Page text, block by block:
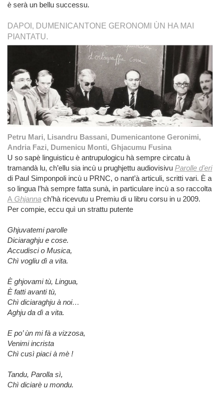
è serà un bellu successu.
DAPOI, DUMENICANTONE GERONOMI ÙN HA MAI
PIANTATU.
Petru Mari, Lisandru Bassani, Dumenicantone Geronimi,
Andria Fazi, Dumenicu Monti, Ghjacumu Fusina
U so sapè linguisticu è antrupulogicu hà sempre circatu à
tramandà lu, ch’ellu sia incù u prughjettu audiovisivu Parolle d’eri
di Paul Simponpoli incù u PRNC, o nant’à articuli, scritti vari. È a
so lingua l’hà sempre fatta sunà, in particulare incù a so raccolta
A Ghjanna ch’hà ricevutu u Premiu di u libru corsu in u 2009.
Per compie, eccu quì un strattu putente
Ghjuvatemi parolle
Diciaraghju e cose.
Accudisci o Musica,
Chì vogliu dì a vita.
È ghjovami tù, Lingua,
È fatti avanti tù,
Chì diciaraghju à noi…
Aghju da dì a vita.
E po’ ùn mi fà a vizzosa,
Venimi incrista
Chì cusì piaci à mè !
Tandu, Parolla sì,
Chì diciarè u mondu.